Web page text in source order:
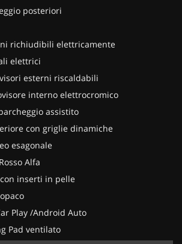
posteriori
richiudibili elettricamente
elettrici
esterni riscaldabili
interno elettrocromico
assistito
con griglie dinamiche
esagonale
Alfa
inserti in pelle
Play /Android Auto
Pad ventilato